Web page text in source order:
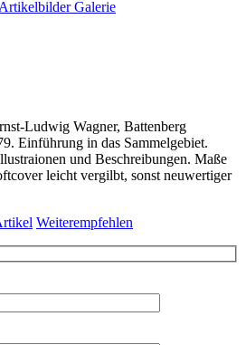
Ludwig Wagner, Battenberg
Einführung in das Sammelgebiet.
und Beschreibungen. Maße
leicht vergilbt, sonst neuwertiger
Weiterempfehlen